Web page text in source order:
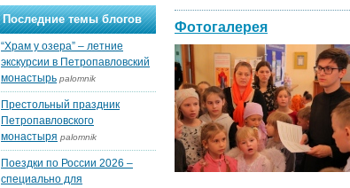
Фотогалерея
Последние темы блогов
“Храм у озера” – летние
экскурсии в Петропавловский
монастырь palomnik
Престольный праздник
Петропавловского
монастыря palomnik
Поездки по России 2026 –
специально для